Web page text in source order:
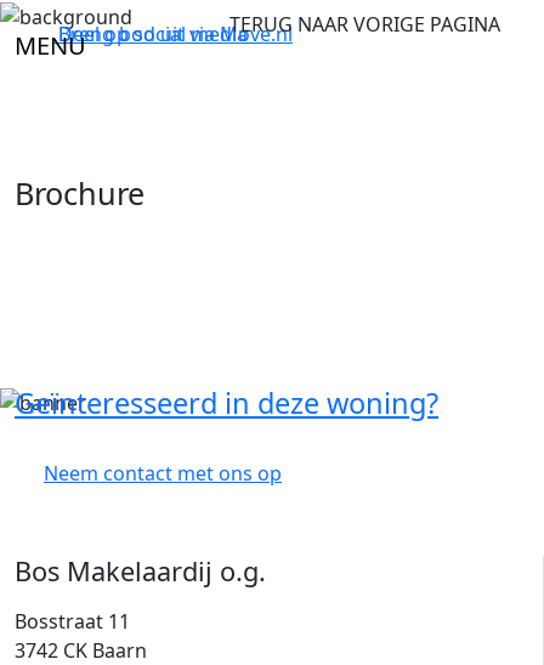
MENU
TERUG NAAR VORIGE PAGINA
Breng bod uit viaMove.nl
Deel op social media
Brochure
Geïnteresseerd in deze woning?
Neem contact met ons op
Bos Makelaardij o.g.
Bosstraat 11
3742 CK Baarn